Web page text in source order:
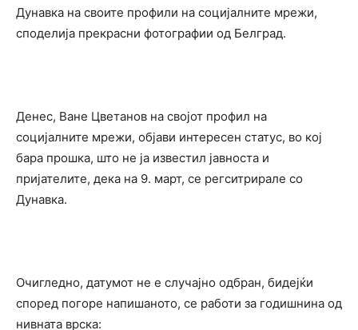
Дунавка на своите профили на социјалните мрежи,
споделија прекрасни фотографии од Белград.
Денес, Ване Цветанов на својот профил на
социјалните мрежи, објави интересен статус, во кој
бара прошка, што не ја известил јавноста и
пријателите, дека на 9. март, се регситрирале со
Дунавка.
Очигледно, датумот не е случајно одбран, бидејќи
според погоре напишаното, се работи за годишнина од
нивната врска: